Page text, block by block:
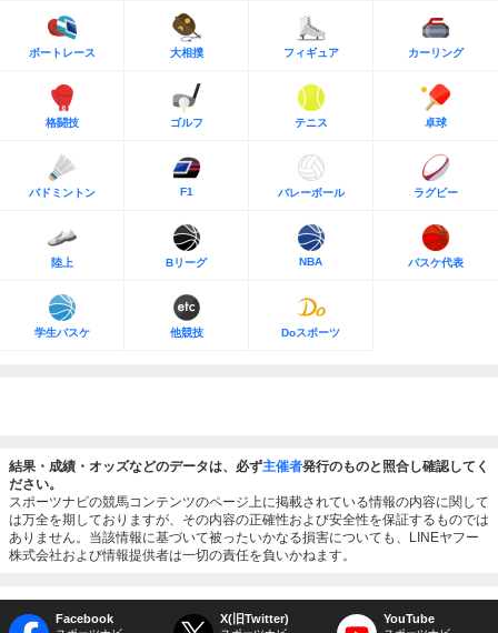
ボートレース 大相撲 フィギュア カーリング
格闘技 ゴルフ テニス 卓球
バドミントン F1 バレーボール ラグビー
陸上 Bリーグ NBA バスケ代表
学生バスケ 他競技 Doスポーツ
結果・成績・オッズなどのデータは、必ず主催者発行のものと照合し確認してく
ださい。
スポーツナビの競馬コンテンツのページ上に掲載されている情報の内容に関して
は万全を期しておりますが、その内容の正確性および安全性を保証するものでは
ありません。当該情報に基づいて被ったいかなる損害についても、LINEヤフー
株式会社および情報提供者は一切の責任を負いかねます。
Facebook X(旧Twitter) YouTube